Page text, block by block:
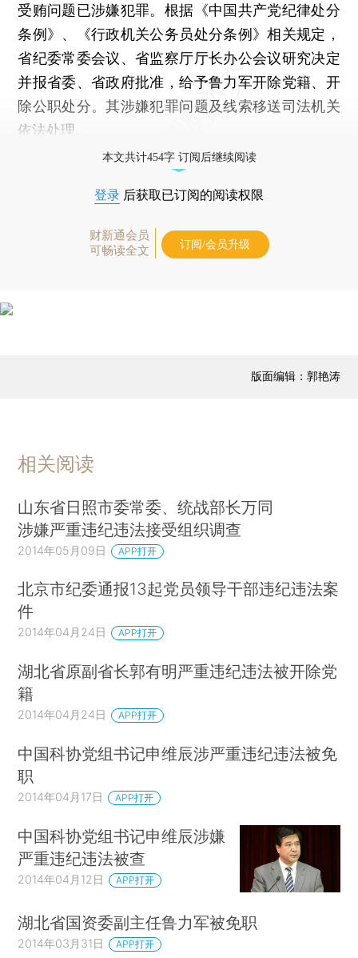
受贿问题已涉嫌犯罪。根据《中国共产党纪律处分
条例》、《行政机关公务员处分条例》相关规定，
省纪委常委会议、省监察厅厅长办公会议研究决定
并报省委、省政府批准，给予鲁力军开除党籍、开
除公职处分。其涉嫌犯罪问题及线索移送司法机关
依法处理。
本文共计454字 订阅后继续阅读
登录 后获取已订阅的阅读权限
财新通会员
可畅读全文
订阅/会员升级
版面编辑：郭艳涛
相关阅读
山东省日照市委常委、统战部长万同
涉嫌严重违纪违法接受组织调查
2014年05月09日 APP打开
北京市纪委通报13起党员领导干部违纪违法案
件
2014年04月24日 APP打开
湖北省原副省长郭有明严重违纪违法被开除党
籍
2014年04月24日 APP打开
中国科协党组书记申维辰涉严重违纪违法被免
职
2014年04月17日 APP打开
中国科协党组书记申维辰涉嫌
严重违纪违法被查
2014年04月12日 APP打开
湖北省国资委副主任鲁力军被免职
2014年03月31日 APP打开